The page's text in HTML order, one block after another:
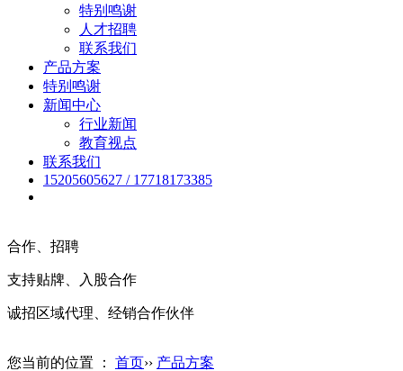
特别鸣谢
人才招聘
联系我们
产品方案
特别鸣谢
新闻中心
行业新闻
教育视点
联系我们
15205605627 / 17718173385
合作、招聘
支持贴牌、入股合作
诚招区域代理、经销合作伙伴
您当前的位置 ： 首页›› 产品方案